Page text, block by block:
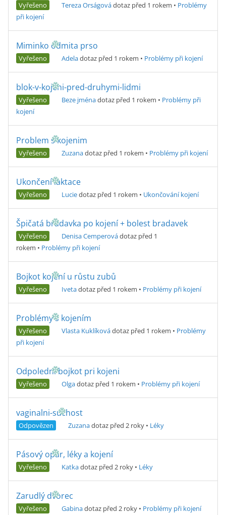
Vyřešeno Tereza Orságovádotaz před 1 rokem • Problémy
při kojení
Miminko odmita prso
Vyřešeno Adeladotaz před 1 rokem • Problémy při kojení
blok-v-kojeni-pred-druhymi-lidmi
Vyřešeno Beze jménadotaz před 1 rokem • Problémy při
kojení
Problem s kojenim
Vyřešeno Zuzanadotaz před 1 rokem • Problémy při kojení
Ukončení laktace
Vyřešeno Luciedotaz před 1 rokem • Ukončování kojení
Špičatá bradavka po kojení + bolest bradavek
Vyřešeno Denisa Cemperovádotaz před 1
rokem • Problémy při kojení
Bojkot kojení u růstu zubů
Vyřešeno Ivetadotaz před 1 rokem • Problémy při kojení
Problémy s kojením
Vyřešeno Vlasta Kuklíkovádotaz před 1 rokem • Problémy
při kojení
Odpoledni bojkot pri kojeni
Vyřešeno Olgadotaz před 1 rokem • Problémy při kojení
vaginalni-suchost
Odpovězen Zuzanadotaz před 2 roky • Léky
Pásový opar, léky a kojení
Vyřešeno Katkadotaz před 2 roky • Léky
Zarudlý dvorec
Vyřešeno Gabinadotaz před 2 roky • Problémy při kojení